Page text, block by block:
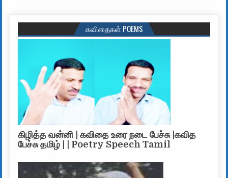
கவிதைகள் POEMS
கிழித்த வன்னி | கவிதை உரை நடை பேச்சு |கவித
பேச்சு தமிழ் | | Poetry Speech Tamil